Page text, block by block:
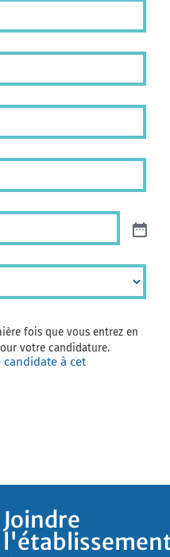
fois que vous entrez en
votre candidature.
à cet
Joindre